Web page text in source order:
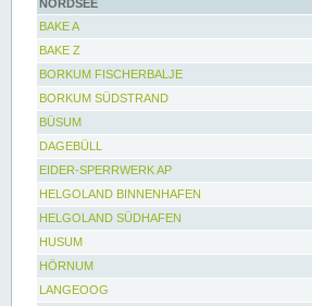
NORDSEE
BAKE A
BAKE Z
BORKUM FISCHERBALJE
BORKUM SÜDSTRAND
BÜSUM
DAGEBÜLL
EIDER-SPERRWERK AP
HELGOLAND BINNENHAFEN
HELGOLAND SÜDHAFEN
HUSUM
HÖRNUM
LANGEOOG